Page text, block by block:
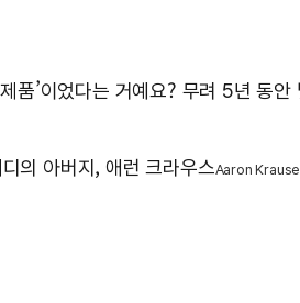
품’이었다는 거예요? 무려 5년 동
의 아버지, 애런 크라우스Aaron Krause